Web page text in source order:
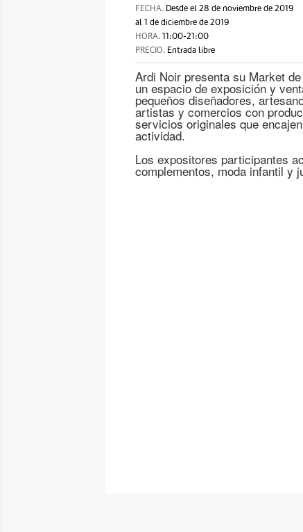
FECHA. Desde el 28 de noviembre de 2019
al 1 de diciembre de 2019
HORA. 11:00-21:00
PRECIO. Entrada libre
Ardi Noir presenta su Market
un espacio de exposición y
pequeños diseñadores,
artistas y comercios con
servicios originales que
actividad.
Los expositores participantes
complementos, moda infantil y